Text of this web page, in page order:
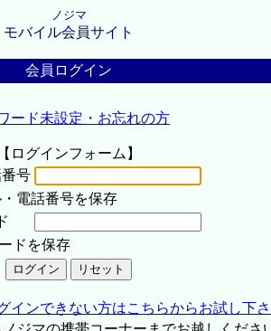
ノジマ
モバイル会員サイト
会員ログイン
ード未設定・お忘れの方
【ログインフォーム】
号
・電話番号を保存
ドを保存
インできない方はこちらからお試し下